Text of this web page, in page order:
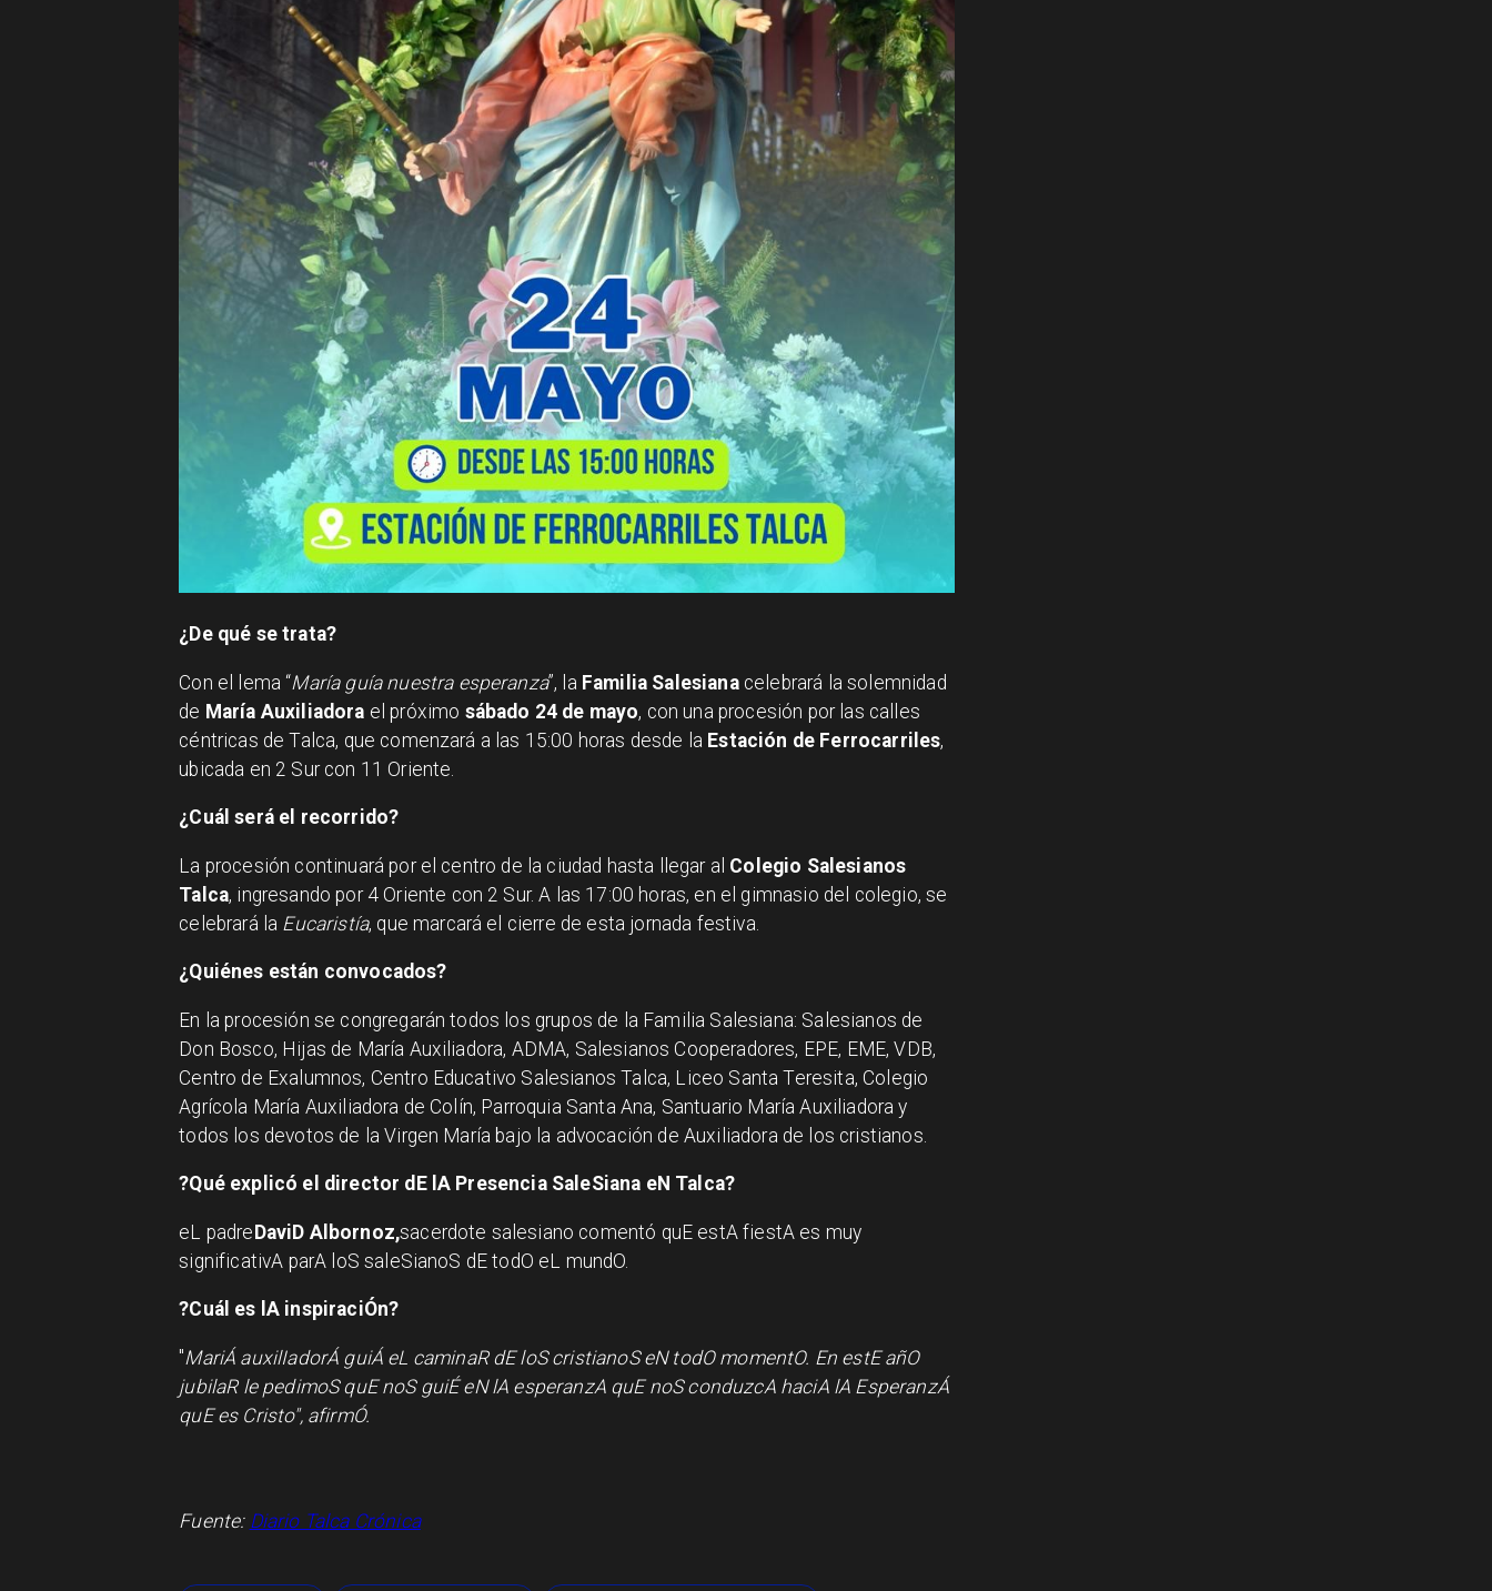
¿De qué se trata?
Con el lema “María guía nuestra esperanza”, la Familia Salesianacelebrará la solemnidad
de María Auxiliadora el próximo sábado 24 de mayo, con una procesión por las calles
céntricas de Talca, que comenzará a las 15:00 horas desde la Estación de Ferrocarriles,
ubicada en 2 Sur con 11 Oriente.
¿Cuál será el recorrido?
La procesión continuará por el centro de la ciudad hasta llegar al Colegio Salesianos
Talca, ingresando por 4 Oriente con 2 Sur. A las 17:00 horas, en el gimnasio del colegio, se
celebrará la Eucaristía, que marcará el cierre de esta jornada festiva.
¿Quiénes están convocados?
En la procesión se congregarán todos los grupos de la Familia Salesiana: Salesianos de
Don Bosco, Hijas de María Auxiliadora, ADMA, Salesianos Cooperadores, EPE, EME, VDB,
Centro de Exalumnos, Centro Educativo Salesianos Talca, Liceo Santa Teresita, Colegio
Agrícola María Auxiliadora de Colín, Parroquia Santa Ana, Santuario María Auxiliadora y
todos los devotos de la Virgen María bajo la advocación de Auxiliadora de los cristianos.
?Qué explicó el director dE lA Presencia SaleSiana eN Talca?
eL padreDaviD Albornoz,sacerdote salesiano comentó quE estA fiestA es muy
significativA parA loS saleSianoS dE todO eL mundO.
?Cuál es lA inspiraciÓn?
"MariÁ auxilIadorÁ guiÁ eL caminaR dE loS cristianoS eN todO momentO. En estE añO
jubilaR le pedimoS quE noS guiÉ eN lA esperanzA quE noS conduzcA haciA lA EsperanzÁ
quE es Cristo", afirmÓ.
Fuente: Diario Talca Crónica